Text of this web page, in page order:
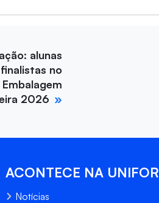
alunas
no
Embalagem
2026
ACONTECE NA UNIFOR
Notícias